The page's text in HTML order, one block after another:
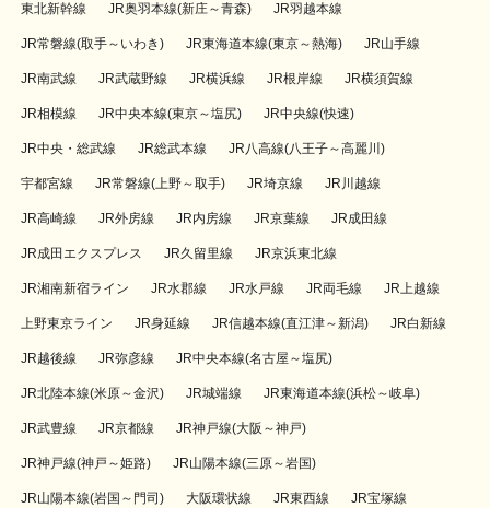
東北新幹線 JR奥羽本線(新庄～青森) JR羽越本線
JR常磐線(取手～いわき) JR東海道本線(東京～熱海) JR山手線
JR南武線 JR武蔵野線 JR横浜線 JR根岸線 JR横須賀線
JR相模線 JR中央本線(東京～塩尻) JR中央線(快速)
JR中央・総武線 JR総武本線 JR八高線(八王子～高麗川)
宇都宮線 JR常磐線(上野～取手) JR埼京線 JR川越線
JR高崎線 JR外房線 JR内房線 JR京葉線 JR成田線
JR成田エクスプレス JR久留里線 JR京浜東北線
JR湘南新宿ライン JR水郡線 JR水戸線 JR両毛線 JR上越線
上野東京ライン JR身延線 JR信越本線(直江津～新潟) JR白新線
JR越後線 JR弥彦線 JR中央本線(名古屋～塩尻)
JR北陸本線(米原～金沢) JR城端線 JR東海道本線(浜松～岐阜)
JR武豊線 JR京都線 JR神戸線(大阪～神戸)
JR神戸線(神戸～姫路) JR山陽本線(三原～岩国)
JR山陽本線(岩国～門司) 大阪環状線 JR東西線 JR宝塚線